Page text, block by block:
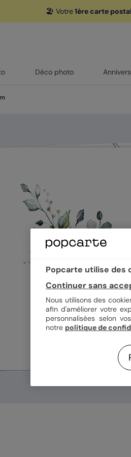
🏖️ Votre1ère carte
Déco photo
Popcarte utilise des
Continuer sans
Nous utilisons des
afin d'améliorer votre
personnalisées selon
notre politique de